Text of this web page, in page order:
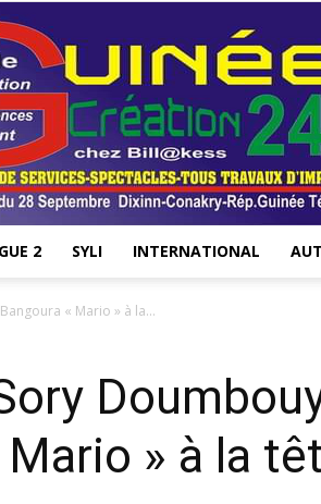
2 SYLI INTERNATIONAL
« Mario » à la...
» à la